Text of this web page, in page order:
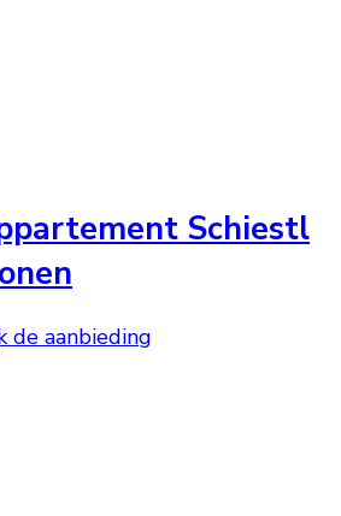
Schiestl
de aanbieding